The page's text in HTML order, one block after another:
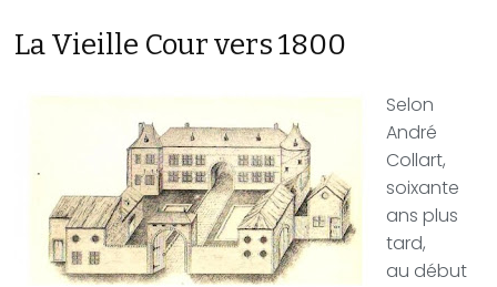
La Vieille Cour vers 1800
Selon
André
Collart,
soixante
ans plus
tard,
au début